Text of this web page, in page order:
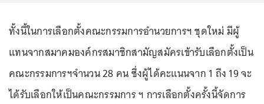
ทั้งนี้ในการเลือกตั้งคณะกรรมการอำนวยการฯ ชุดใหม่ มีผู้
แทนจากสมาคมองค์กรสมาชิกสามัญสมัครเข้ารับเลือกตั้งเป็น
คณะกรรมการฯจำนวน 28 คน ซึ่งผู้ได้คะแนนจาก 1 ถึง 19 จะ
ได้รับเลือกให้เป็นคณะกรรมการ ฯ การเลือกตั้งครั้งนี้จัดการ